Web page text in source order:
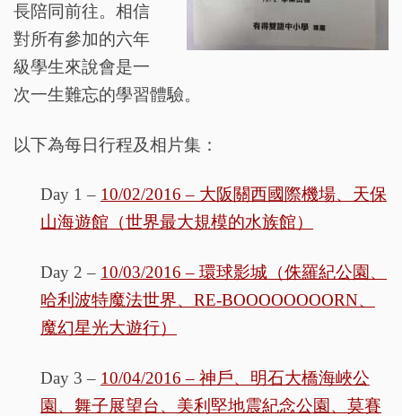
長陪同前往。相信
對所有參加的六年
級學生來說會是一
次一生難忘的學習體驗。
以下為每日行程及相片集：
Day 1 – 10/02/2016 – 大阪關西國際機場、天保
山海遊館（世界最大規模的水族館）
Day 2 – 10/03/2016 – 環球影城（侏羅紀公園、
哈利波特魔法世界、RE-BOOOOOOOORN、
魔幻星光大遊行）
Day 3 – 10/04/2016 – 神戶、明石大橋海峽公
園、舞子展望台、美利堅地震紀念公園、莫賽